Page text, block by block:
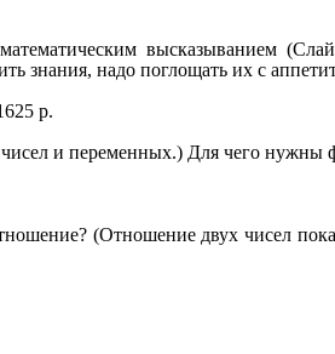
высказыванием
знания, надо поглощать их с
р.
чисел и переменных.) Для чего нужны
(Отношение двух чисел